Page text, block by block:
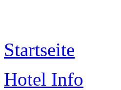
Startseite
Hotel Info